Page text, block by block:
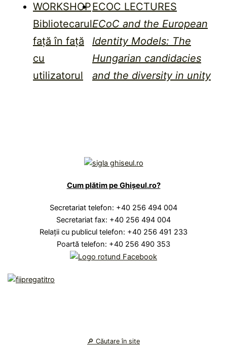
WORKSHOP
Bibliotecarul
față în față
cu
utilizatorul
ECOC LECTURES
ECoC and the European
Identity Models: The
Hungarian candidacies
and the diversity in unity
Cum plătim pe Ghișeul.ro?
Secretariat telefon: +40 256 494 004
Secretariat fax: +40 256 494 004
Relaţii cu publicul telefon: +40 256 491 233
Poartă telefon: +40 256 490 353
🔎︎ Căutare în site